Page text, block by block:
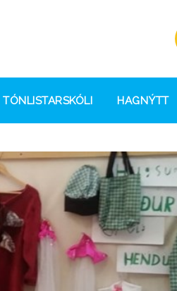
TÓNLISTARSKÓLI HAGNÝTT